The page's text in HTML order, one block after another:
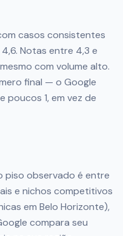
casos consistentes
Notas entre 4,3 e
com volume alto.
final — o Google
poucos 1, em vez de
piso observado é entre
e nichos competitivos
em Belo Horizonte),
compara seu